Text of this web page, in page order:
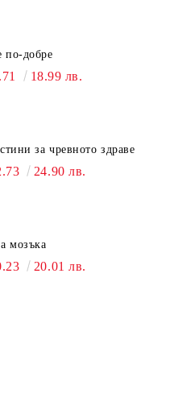
по-добре
18.99 лв.
за чревното здраве
24.90 лв.
мозъка
20.01 лв.